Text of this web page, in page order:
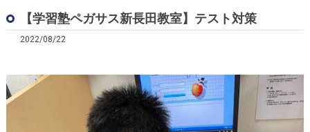
【学習塾ペガサス新長田教室】テスト対策
2022/08/22